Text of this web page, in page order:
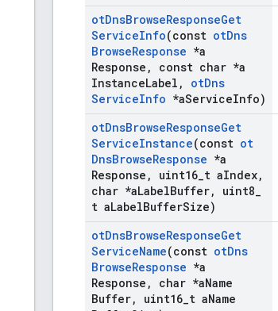
otDnsBrowseResponseGet
ServiceInfo(const otDns
BrowseResponse *a
Response ,
const char *a
InstanceLabel , otDns
ServiceInfo *aServiceInfo)
otDnsBrowseResponseGet
ServiceInstance(const ot
DnsBrowseResponse *a
Response , uint16 t aIndex,
char *aLabelBuffer, uint8
t aLabelBufferSize)
otDnsBrowseResponseGet
ServiceName(const otDns
BrowseResponse *a
Response , char *aName
Buffer, uint16 t aName